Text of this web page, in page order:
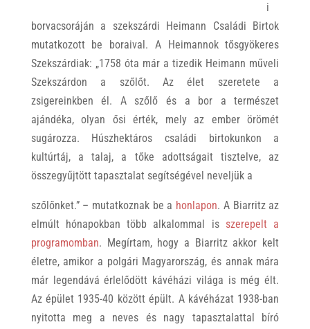
i
borvacsoráján a szekszárdi Heimann Családi Birtok
mutatkozott be boraival. A Heimannok tősgyökeres
Szekszárdiak: „1758 óta már a tizedik Heimann műveli
Szekszárdon a szőlőt. Az élet szeretete a
zsigereinkben él. A szőlő és a bor a természet
ajándéka, olyan ősi érték, mely az ember örömét
sugározza. Húszhektáros családi birtokunkon a
kultúrtáj, a talaj, a tőke adottságait tisztelve, az
összegyűjtött tapasztalat segítségével neveljük a
szőlőnket.” – mutatkoznak be a honlapon. A Biarritz az
elmúlt hónapokban több alkalommal is szerepelt a
programomban. Megírtam, hogy a Biarritz akkor kelt
életre, amikor a polgári Magyarország, és annak mára
már legendává érlelődött kávéházi világa is még élt.
Az épület 1935-40 között épült. A kávéházat 1938-ban
nyitotta meg a neves és nagy tapasztalattal bíró